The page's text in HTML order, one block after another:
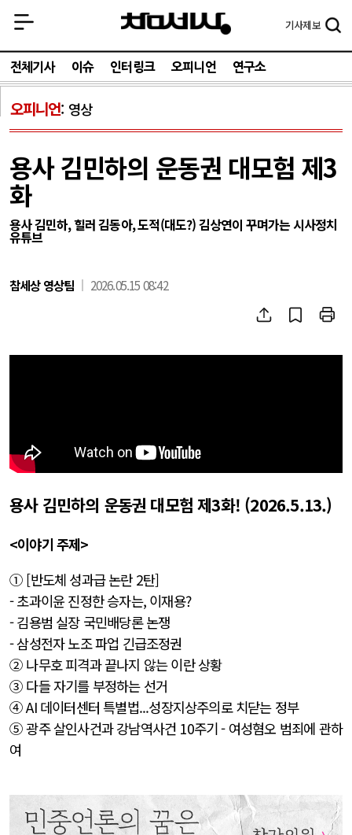
기사제보
전체기사 이슈 인터링크 오피니언 연구소
오피니언 영상
용사 김민하의 운동권 대모험 제3
화
용사 김민하, 힐러 김동아, 도적(대도?) 김상연이 꾸며가는 시사정치
유튜브
참세상 영상팀 2026.05.15 08:42
용사 김민하의 운동권 대모험 제3화! (2026.5.13.)
<이야기 주제>
① [반도체 성과급 논란 2탄]
- 초과이윤 진정한 승자는, 이재용?
- 김용범 실장 국민배당론 논쟁
- 삼성전자 노조 파업 긴급조정권
② 나무호 피격과 끝나지 않는 이란 상황
③ 다들 자기를 부정하는 선거
④ AI 데이터센터 특별법...성장지상주의로 치닫는 정부
⑤ 광주 살인사건과 강남역사건 10주기 - 여성혐오 범죄에 관하
여